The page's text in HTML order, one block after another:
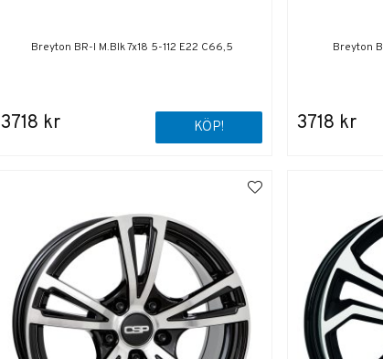
Breyton BR-I M.Blk 7x18 5-112 E22 C66,5
3718 kr KÖP!
Breyton
3718 kr